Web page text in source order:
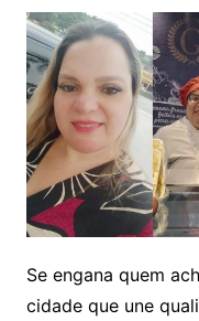
Se engana quem
cidade que une